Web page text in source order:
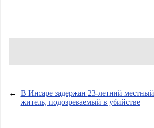
← В Инсаре задержан 23-летний местный
житель, подозреваемый в убийстве